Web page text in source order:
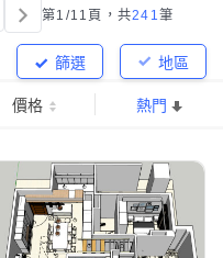
第1/11頁， 共241筆
地區
篩選
價格 熱門